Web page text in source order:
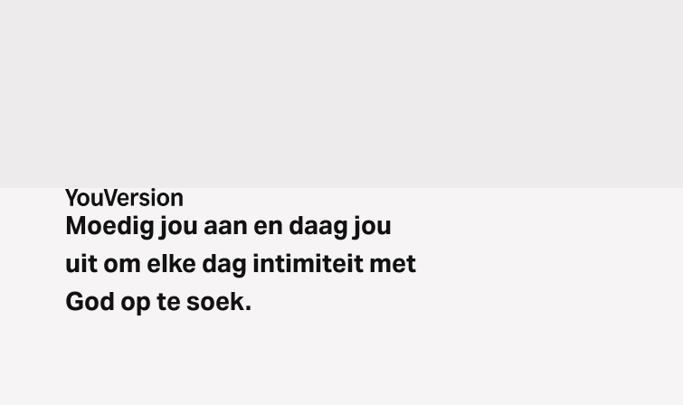
Moedig jou aan en daag jou
uit om elke dag intimiteit met
God op te soek.